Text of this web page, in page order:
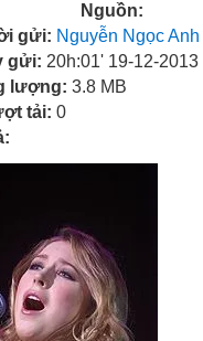
Nguồn:
gửi: Nguyễn Ngọc
gửi: 20h:01' 19-12-2013
lượng: 3.8 MB
tải: 0